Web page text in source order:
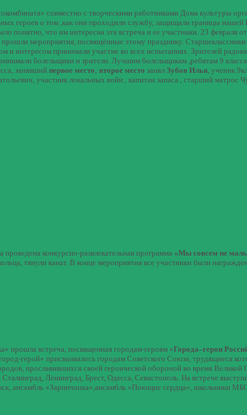
совместно с творческими работниками Дома культуры
героев о том ,как они проходили службу, защищали границы
понятно, что им интересна эта встреча и ее участники. 23 февраля
прошли мероприятия, посвящённые этому празднику.
и интересом принимали участие во всех испытаниях. Зрителей
болельщики и зрители. Лучшим болельщикам ,ребятам 9
занявший первое место; второе место занял Зубов Илья, ученик
участник локальных войн , капитан запаса , старший матрос
конкурсно-развлекательная программа «Мы совсем не
тянули канат. В конце мероприятия все участники были
прошла встреча, посвященная городам-героям «Города–герои
герой» присваивалось городам Советского Союза, трудящиеся
прославившихся своей героической обороной во время
Ленинград, Брест, Одесса, Севастополь. На встрече
ансамбль «Заринчанка»,ансамбль «Поющие сердца», школьники